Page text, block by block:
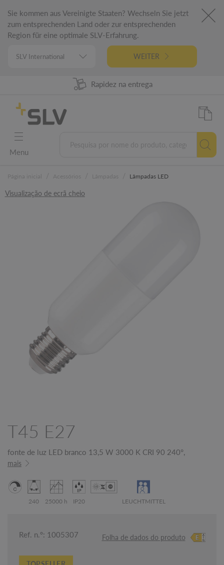
Sie kommen aus Vereinigte Staaten? Wechseln Sie jetzt
zum entsprechenden Land oder zur entsprechenden
Region für eine optimale SLV-Erfahrung.
WEITER
98% Disponibilidade dos produtos
Rapidez na entrega
5 anos garantia
Engenharia alemã
Menu
Lâmpadas LED
Visualização de ecrã cheio
T45 E27
fonte de luz LED branco 13,5 W 3000 K CRI 90 240°,
mais
240 25000 h IP20 LEUCHTMITTEL
Ref. n.º: 1005307 Folha de dados do produto